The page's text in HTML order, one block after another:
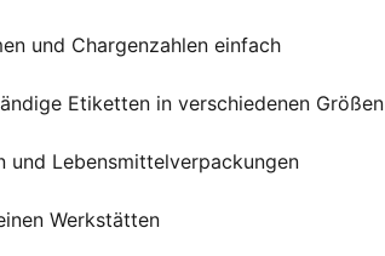
und Chargenzahlen einfach
Etiketten in verschiedenen Größen
und Lebensmittelverpackungen
Werkstätten